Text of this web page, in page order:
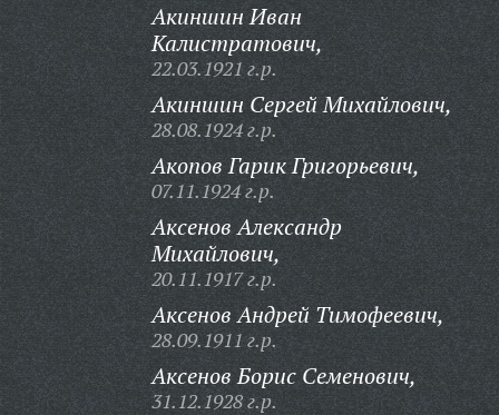
Акиншин Иван
Калистратович,
22.03.1921 г.р.
Акиншин Сергей Михайлович,
28.08.1924 г.р.
Акопов Гарик Григорьевич,
07.11.1924 г.р.
Аксенов Александр
Михайлович,
20.11.1917 г.р.
Аксенов Андрей Тимофеевич,
28.09.1911 г.р.
Аксенов Борис Семенович,
31.12.1928 г.р.